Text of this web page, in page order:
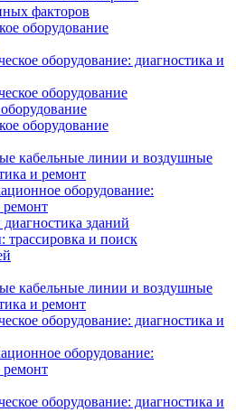
факторов
оборудование
оборудование: диагностика и
оборудование
оборудование
кабельные линии и воздушные
и ремонт
оборудование:
ремонт
зданий
трассировка и поиск
кабельные линии и воздушные
и ремонт
оборудование: диагностика и
оборудование:
ремонт
оборудование: диагностика и